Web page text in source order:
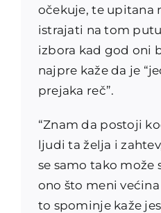
očekuje, te upitana
istrajati na tom
izbora kad god oni
najpre kaže da je
prejaka reč”.
“Znam da postoji
ljudi ta želja i
se samo tako može
ono što meni
to spominje kaže